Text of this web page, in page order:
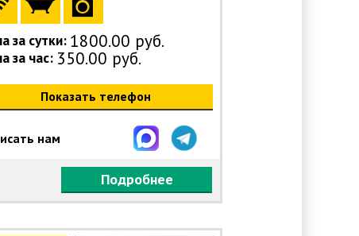
за сутки: 1800.00 руб.
за час: 350.00 руб.
Показать телефон
нам
Подробнее